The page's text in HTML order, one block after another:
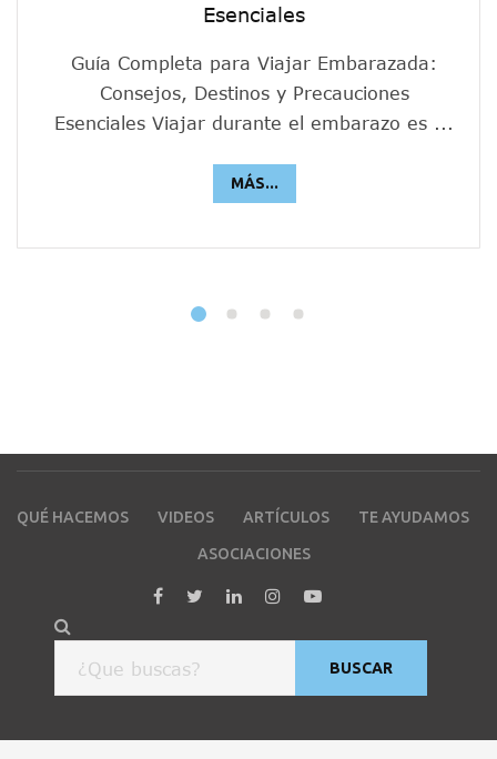
Esenciales
Guía Completa para Viajar Embarazada:
Consejos, Destinos y Precauciones
Esenciales Viajar durante el embarazo es ...
MÁS...
QUÉ HACEMOS VIDEOS ARTÍCULOS TE AYUDAMOS
ASOCIACIONES
BUSCAR